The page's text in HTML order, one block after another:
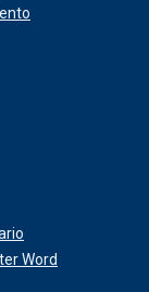
Word